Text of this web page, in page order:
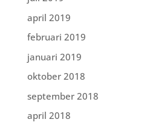
april 2019
februari 2019
januari 2019
oktober 2018
september 2018
april 2018